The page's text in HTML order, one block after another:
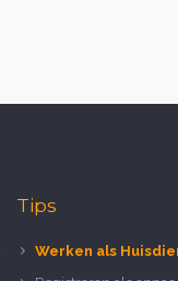
Tips
Werken als